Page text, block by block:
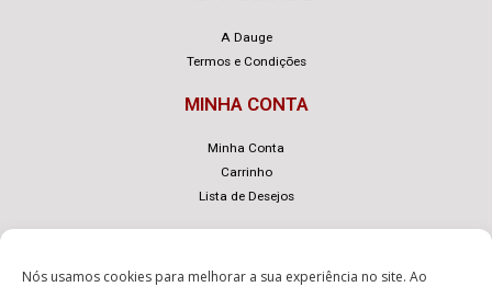
Nós usamos cookies para melhorar a sua experiência no site. Ao
MINHA CONTA